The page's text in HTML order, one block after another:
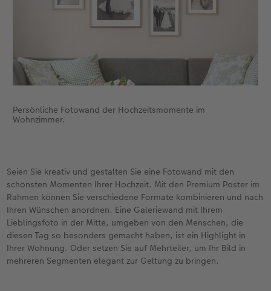
Persönliche Fotowand der Hochzeitsmomente im
Wohnzimmer.
Seien Sie kreativ und gestalten Sie eine Fotowand mit den
schönsten Momenten Ihrer Hochzeit. Mit den Premium Poster im
Rahmen können Sie verschiedene Formate kombinieren und nach
Ihren Wünschen anordnen. Eine Galeriewand mit Ihrem
Lieblingsfoto in der Mitte, umgeben von den Menschen, die
diesen Tag so besonders gemacht haben, ist ein Highlight in
Ihrer Wohnung. Oder setzen Sie auf Mehrteiler, um Ihr Bild in
mehreren Segmenten elegant zur Geltung zu bringen.